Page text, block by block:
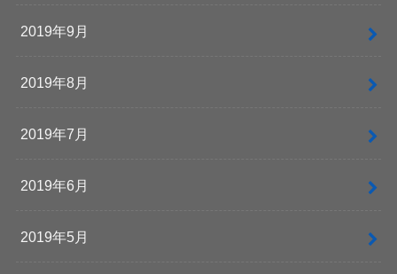
2019年9月
2019年8月
2019年7月
2019年6月
2019年5月